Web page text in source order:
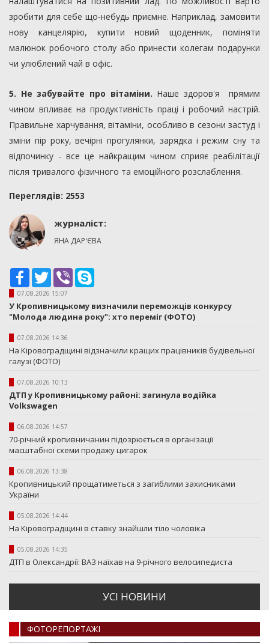
зробити для себе що-небудь приємне. Наприклад, замовити
нову канцелярію, купити новий щоденник, поміняти
малюнок робочого столу або принести колегам подарунки
чи улюблений чай в офіс.
5. Не забувайте про вітаміни. Наше здоров'я прямим
чином впливає на продуктивність праці і робочий настрій.
Правильне харчування, вітаміни, особливо в сезони застуд і
зміни пір року, вечірні прогулянки, зарядка і режим сну та
відпочинку - все це найкращим чином сприяє реабілітації
після тривалого фізичного та емоційного розслаблення.
Переглядiв: 2553
журналіст:
ЯНА ДАР'ЄВА
Facebook
TwitterViber
07.08.2026 15:07
У Кропивницькому визначили переможців конкурсу
"Молода людина року": хто переміг (ФОТО)
07.08.2026 14:36
На Кіровоградщині відзначили кращих працівників будівельної
галузі (ФОТО)
07.08.2026 10:13
ДТП у Кропивницькому районі: загинула водійка
Volkswagen
06.08.2026 14:57
70-річний кропивничанин підозрюється в організації
масштабної схеми продажу цигарок
06.08.2026 13:38
Кропивницький прощатиметься з загиблими захисниками
України
05.08.2026 14:44
На Кіровоградщині в ставку знайшли тіло чоловіка
05.08.2026 14:35
ДТП в Олександрії: ВАЗ наїхав на 9-річного велосипедиста
УСI НОВИНИ
ФОТОРЕПОРТАЖI